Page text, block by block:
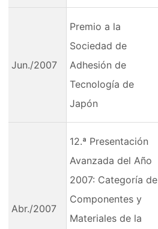
Jun./2007
Premio a la
Sociedad de
Adhesión de
Tecnología de
Japón
Abr./2007
12.ª Presentación
Avanzada del Año
2007: Categoría de
Componentes y
Materiales de la